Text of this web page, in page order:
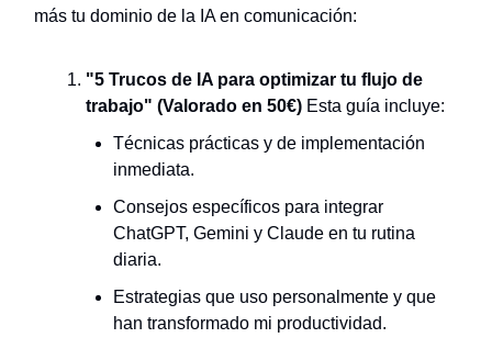
más tu dominio de la IA en comunicación:
"5 Trucos de IA para optimizar tu flujo de
trabajo" (Valorado en 50€) Esta guía incluye:
Técnicas prácticas y de implementación
inmediata.
Consejos específicos para integrar
ChatGPT, Gemini y Claude en tu rutina
diaria.
Estrategias que uso personalmente y que
han transformado mi productividad.